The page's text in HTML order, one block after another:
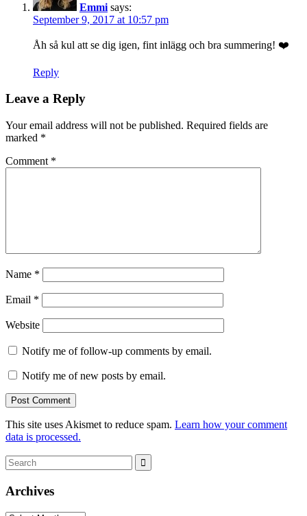
Emmi says:
September 9, 2017 at 10:57 pm
Åh så kul att se dig igen, fint inlägg och bra summering! ❤️
Reply
Leave a Reply
Your email address will not be published. Required fields are
marked *
Comment *
Name *
Email *
Website
Notify me of follow-up comments by email.
Notify me of new posts by email.
This site uses Akismet to reduce spam. Learn how your comment
data is processed.
Search
for:
Archives